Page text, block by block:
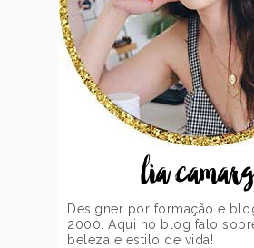
lia
Designer por formação e
2000. Aqui no blog falo
beleza e estilo de vida!